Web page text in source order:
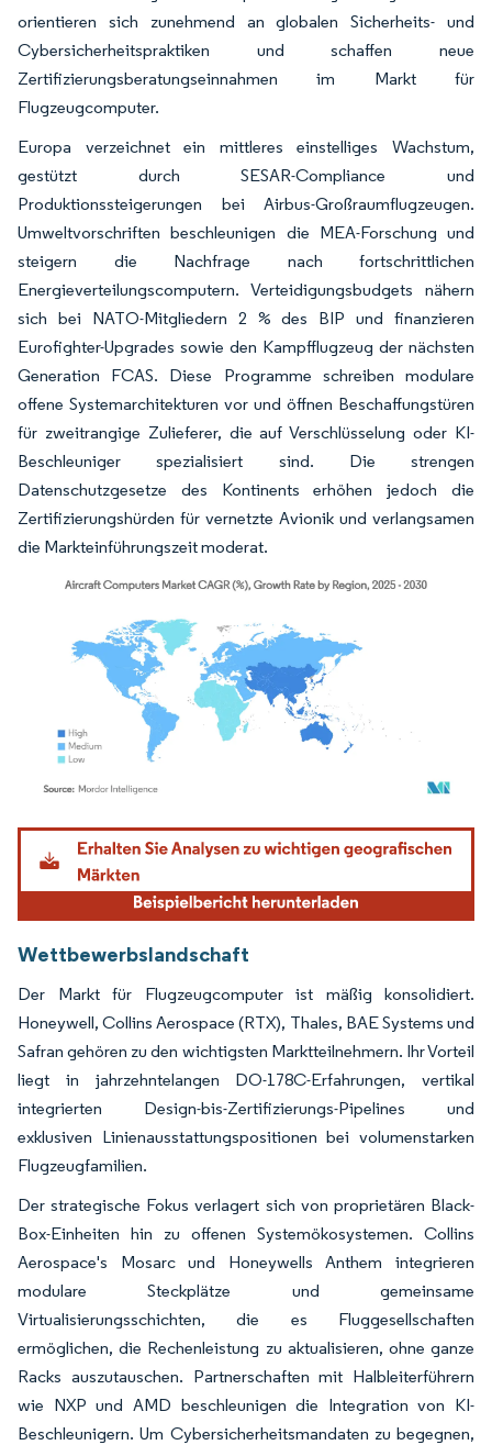
orientieren sich zunehmend an globalen Sicherheits- und
Cybersicherheitspraktiken und schaffen neue
Zertifizierungsberatungseinnahmen im Markt für
Flugzeugcomputer.
Europa verzeichnet ein mittleres einstelliges Wachstum,
gestützt durch SESAR-Compliance und
Produktionssteigerungen bei Airbus-Großraumflugzeugen.
Umweltvorschriften beschleunigen die MEA-Forschung und
steigern die Nachfrage nach fortschrittlichen
Energieverteilungscomputern. Verteidigungsbudgets nähern
sich bei NATO-Mitgliedern 2 % des BIP und finanzieren
Eurofighter-Upgrades sowie den Kampfflugzeug der nächsten
Generation FCAS. Diese Programme schreiben modulare
offene Systemarchitekturen vor und öffnen Beschaffungstüren
für zweitrangige Zulieferer, die auf Verschlüsselung oder KI-
Beschleuniger spezialisiert sind. Die strengen
Datenschutzgesetze des Kontinents erhöhen jedoch die
Zertifizierungshürden für vernetzte Avionik und verlangsamen
die Markteinführungszeit moderat.
Bild © Mordor Intelligence. Wiederverwendung erfordert Namensnennung gemäß
Wettbewerbslandschaft
Der Markt für Flugzeugcomputer ist mäßig konsolidiert.
Honeywell, Collins Aerospace (RTX), Thales, BAE Systems und
Safran gehören zu den wichtigsten Marktteilnehmern. Ihr Vorteil
liegt in jahrzehntelangen DO-178C-Erfahrungen, vertikal
integrierten Design-bis-Zertifizierungs-Pipelines und
exklusiven Linienausstattungspositionen bei volumenstarken
Flugzeugfamilien.
Der strategische Fokus verlagert sich von proprietären Black-
Box-Einheiten hin zu offenen Systemökosystemen. Collins
Aerospace's Mosarc und Honeywells Anthem integrieren
modulare Steckplätze und gemeinsame
Virtualisierungsschichten, die es Fluggesellschaften
ermöglichen, die Rechenleistung zu aktualisieren, ohne ganze
Racks auszutauschen. Partnerschaften mit Halbleiterführern
wie NXP und AMD beschleunigen die Integration von KI-
Beschleunigern. Um Cybersicherheitsmandaten zu begegnen,